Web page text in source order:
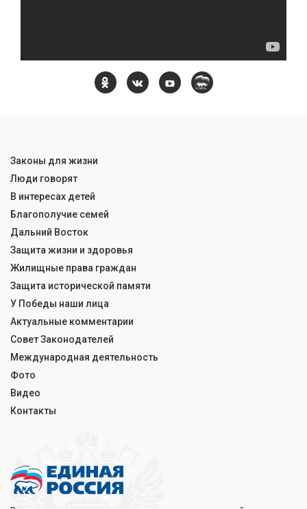
Законы для жизни
Люди говорят
В интересах детей
Благополучие семей
Дальний Восток
Защита жизни и здоровья
Жилищные права граждан
Защита исторической памяти
У Победы наши лица
Актуальные комментарии
Совет Законодателей
Международная деятельность
Фото
Видео
Контакты